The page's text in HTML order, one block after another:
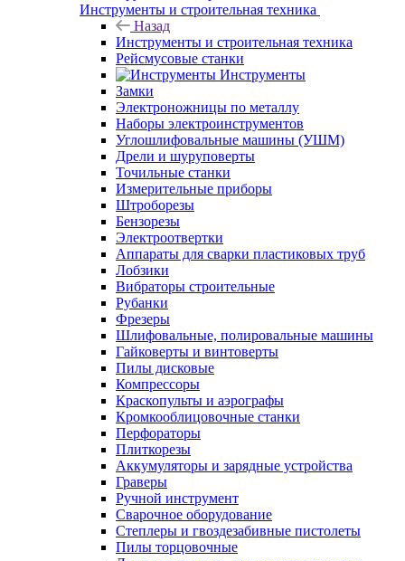
Инструменты и строительная техника
Назад
Инструменты и строительная техника
Рейсмусовые станки
Инструменты
Замки
Электроножницы по металлу
Наборы электроинструментов
Углошлифовальные машины (УШМ)
Дрели и шуруповерты
Точильные станки
Измерительные приборы
Штроборезы
Бензорезы
Электроотвертки
Аппараты для сварки пластиковых труб
Лобзики
Вибраторы строительные
Рубанки
Фрезеры
Шлифовальные, полировальные машины
Гайковерты и винтоверты
Пилы дисковые
Компрессоры
Краскопульты и аэрографы
Кромкооблицовочные станки
Перфораторы
Плиткорезы
Аккумуляторы и зарядные устройства
Граверы
Ручной инструмент
Сварочное оборудование
Степлеры и гвоздезабивные пистолеты
Пилы торцовочные